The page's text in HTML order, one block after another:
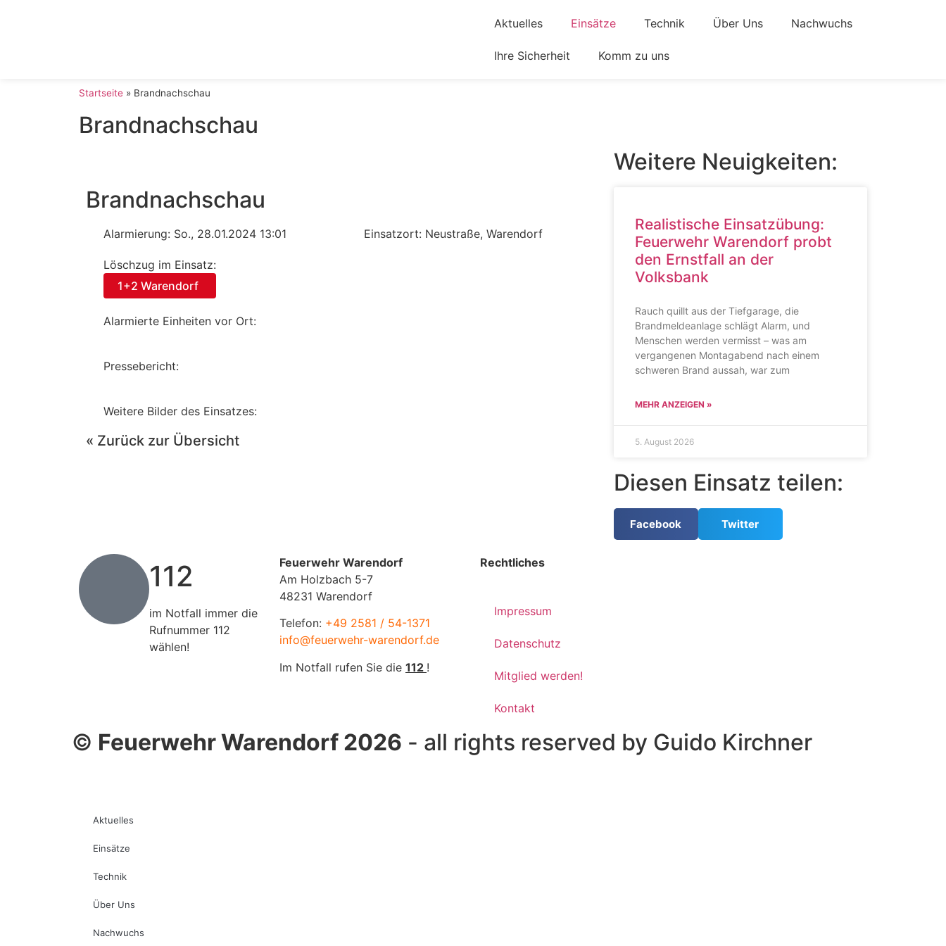
Aktuelles Einsätze Technik Über Uns Nachwuchs
Ihre Sicherheit Komm zu uns
Startseite » Brandnachschau
Brandnachschau
Brandnachschau
Alarmierung: So., 28.01.2024 13:01 Einsatzort: Neustraße, Warendorf
Löschzug im Einsatz:
1+2 Warendorf
Alarmierte Einheiten vor Ort:
Pressebericht:
Weitere Bilder des Einsatzes:
« Zurück zur Übersicht
Weitere Neuigkeiten:
Realistische Einsatzübung:
Feuerwehr Warendorf probt
den Ernstfall an der
Volksbank
Rauch quillt aus der Tiefgarage, die
Brandmeldeanlage schlägt Alarm, und
Menschen werden vermisst – was am
vergangenen Montagabend nach einem
schweren Brand aussah, war zum
MEHR ANZEIGEN »
5. August 2026
Diesen Einsatz teilen:
Facebook Twitter
112
im Notfall immer die
Rufnummer 112
wählen!
Feuerwehr Warendorf
Am Holzbach 5-7
48231 Warendorf
Telefon: +49 2581 / 54-1371
info@feuerwehr-warendorf.de
Im Notfall rufen Sie die 112 !
Rechtliches
Impressum
Datenschutz
Mitglied werden!
Kontakt
© Feuerwehr Warendorf 2026 - all rights reserved by Guido Kirchner
Aktuelles
Einsätze
Technik
Über Uns
Nachwuchs